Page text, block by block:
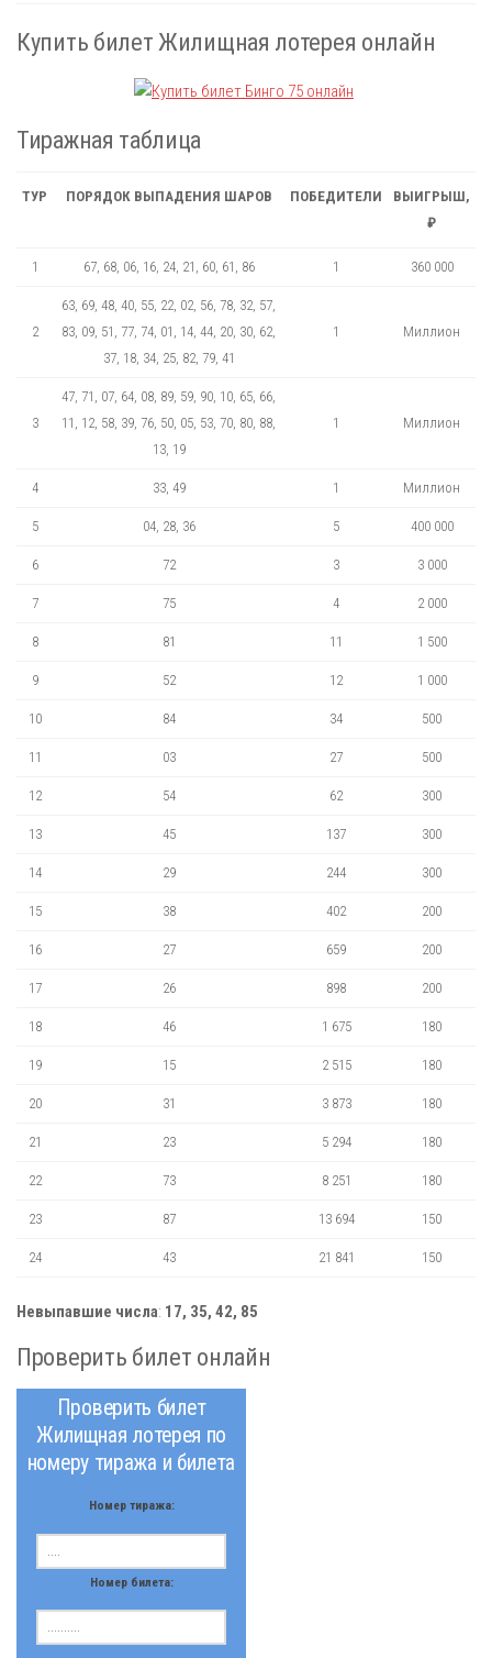
Купить билет Жилищная лотерея онлайн
Тиражная таблица
ТУР ПОРЯДОК ВЫПАДЕНИЯ ШАРОВ ПОБЕДИТЕЛИ
ВЫИГРЫШ,
₽
1 67, 68, 06, 16, 24, 21, 60, 61, 86 1 360 000
2
63, 69, 48, 40, 55, 22, 02, 56, 78, 32, 57,
83, 09, 51, 77, 74, 01, 14, 44, 20, 30, 62,
37, 18, 34, 25, 82, 79, 41
1 Миллион
3
47, 71, 07, 64, 08, 89, 59, 90, 10, 65, 66,
11, 12, 58, 39, 76, 50, 05, 53, 70, 80, 88,
13, 19
1 Миллион
4 33, 49 1 Миллион
5 04, 28, 36 5 400 000
6 72 3 3 000
7 75 4 2 000
8 81 11 1 500
9 52 12 1 000
10 84 34 500
11 03 27 500
12 54 62 300
13 45 137 300
14 29 244 300
15 38 402 200
16 27 659 200
17 26 898 200
18 46 1 675 180
19 15 2 515 180
20 31 3 873 180
21 23 5 294 180
22 73 8 251 180
23 87 13 694 150
24 43 21 841 150
Невыпавшие числа: 17, 35, 42, 85
Проверить билет онлайн
Проверить билет
Жилищная лотерея по
номеру тиража и билета
Номер тиража:
Номер билета: